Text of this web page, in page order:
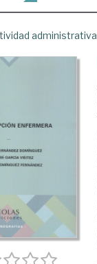
administrativa